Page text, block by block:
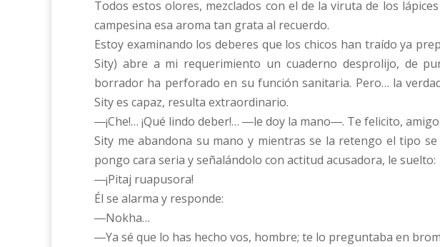
Todos estos olores, mezclados con el de la viruta de los
campesina esa aroma tan grata al recuerdo.
Estoy examinando los deberes que los chicos han traído ya
Sity) abre a mi requerimiento un cuaderno desprolijo, de
borrador ha perforado en su función sanitaria. Pero… la
Sity es capaz, resulta extraordinario.
―¡Che!… ¡Qué lindo deber!… ―le doy la mano―. Te felicito, amigo.
Sity me abandona su mano y mientras se la retengo el tipo
pongo cara seria y señalándolo con actitud acusadora, le suelto:
―¡Pitaj ruapusora!
Él se alarma y responde:
―Nokha…
―Ya sé que lo has hecho vos, hombre; te lo preguntaba en